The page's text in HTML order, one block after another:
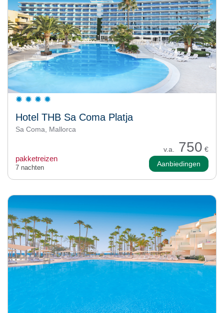
Hotel THB Sa Coma Platja
Sa Coma, Mallorca
v.a. 750 €
pakketreizen
7 nachten Aanbiedingen